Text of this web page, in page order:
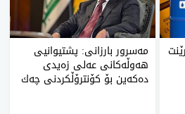
مه‌سرور بارزانی: پشتیوانیی
هه‌وڵه‌كانی عه‌لی زه‌یدی
ده‌كه‌ین بۆ كۆنترۆڵكردنی چه‌ك